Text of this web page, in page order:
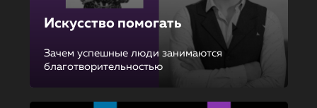
Искусство помогать
Зачем успешные люди занимаются
благотворительностью